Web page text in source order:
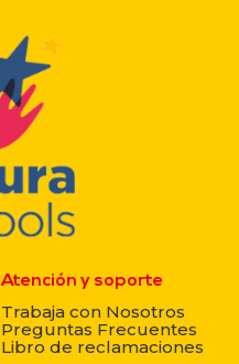
Atención y soporte
Trabaja con Nosotros
Preguntas Frecuentes
Libro de reclamaciones